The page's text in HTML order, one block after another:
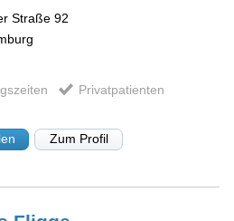
Straße 92
Privatpatienten
Zum Profil